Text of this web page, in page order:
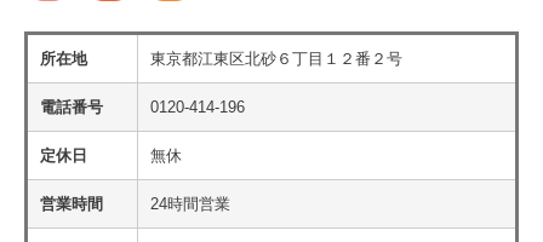
所在地 東京都江東区北砂６丁目１２番２号
電話番号 0120-414-196
定休日 無休
営業時間 24時間営業